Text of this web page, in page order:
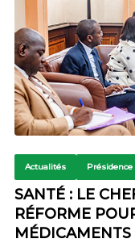
Actualités
SANTÉ : LE
RÉFORME
MÉDICAMENTS